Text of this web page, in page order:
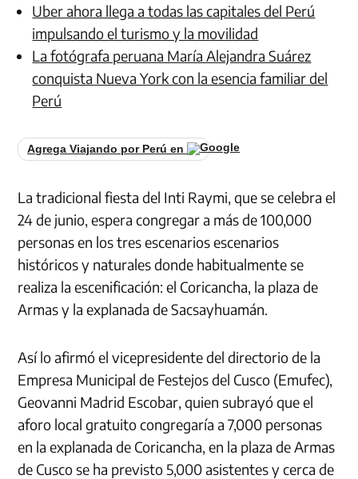
Uber ahora llega a todas las capitales del Perú
impulsando el turismo y la movilidad
La fotógrafa peruana María Alejandra Suárez
conquista Nueva York con la esencia familiar del
Perú
Agrega Viajando por Perú en
La tradicional fiesta del Inti Raymi, que se celebra el
24 de junio, espera congregar a más de 100,000
personas en los tres escenarios escenarios
históricos y naturales donde habitualmente se
realiza la escenificación: el Coricancha, la plaza de
Armas y la explanada de Sacsayhuamán.
Así lo afirmó el vicepresidente del directorio de la
Empresa Municipal de Festejos del Cusco (Emufec),
Geovanni Madrid Escobar, quien subrayó que el
aforo local gratuito congregaría a 7,000 personas
en la explanada de Coricancha, en la plaza de Armas
de Cusco se ha previsto 5,000 asistentes y cerca de